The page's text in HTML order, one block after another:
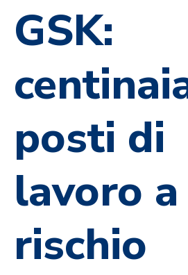
GSK:
posti di
lavoro a
rischio